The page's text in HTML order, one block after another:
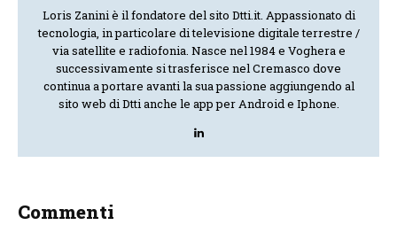
Loris Zanini è il fondatore del sito Dtti.it. Appassionato di
tecnologia, in particolare di televisione digitale terrestre /
via satellite e radiofonia. Nasce nel 1984 e Voghera e
successivamente si trasferisce nel Cremasco dove
continua a portare avanti la sua passione aggiungendo al
sito web di Dtti anche le app per Android e Iphone.
Commenti